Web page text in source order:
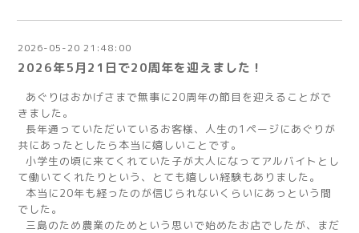
2026-05-20 21:48:00
2026年5月21日で20周年を迎えました！
あぐりはおかげさまで無事に20周年の節目を迎えることがで
きました。
長年通っていただいているお客様、人生の1ページにあぐりが
共にあったとしたら本当に嬉しいことです。
小学生の頃に来てくれていた子が大人になってアルバイトとし
て働いてくれたりという、とても嬉しい経験もありました。
本当に20年も経ったのが信じられないくらいにあっという間
でした。
三島のため農業のためという思いで始めたお店でしたが、まだ